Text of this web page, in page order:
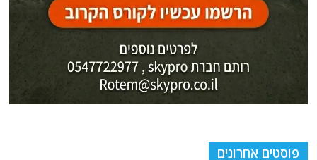
פוסטים אחרונים